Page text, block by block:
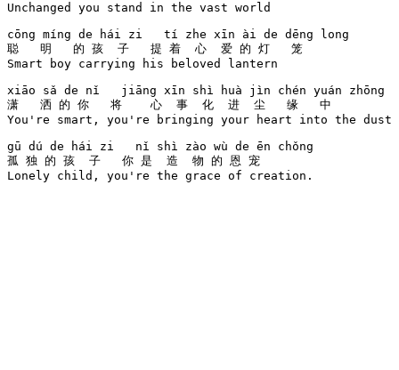
Unchanged you stand in the vast world
cōng míng de hái zi   tí zhe xīn ài de dēng long
聪   明   的 孩  子   提 着  心  爱 的 灯   笼
Smart boy carrying his beloved lantern
xiāo sǎ de nǐ   jiāng xīn shì huà jìn chén yuán zhōng
潇   洒 的 你   将    心  事  化  进  尘   缘   中
You're smart, you're bringing your heart into the dust
gū dú de hái zi   nǐ shì zào wù de ēn chǒng
孤 独 的 孩  子   你 是  造  物 的 恩 宠
Lonely child, you're the grace of creation.